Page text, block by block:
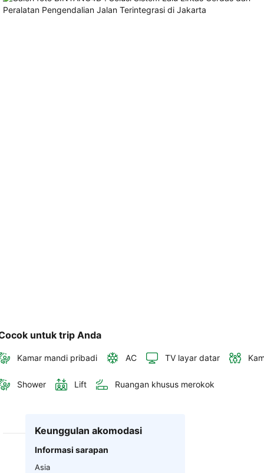
semua
untuk trip Anda
Kamar mandi pribadi AC TV layar datar
Shower Lift Ruangan khusus merokok
Keunggulan akomodasi
Informasi sarapan
Asia